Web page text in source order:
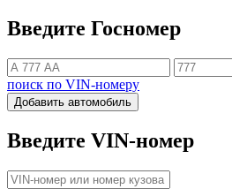
Введите Госномер
поиск по VIN-номеру
Добавить автомобиль
Введите VIN-номер